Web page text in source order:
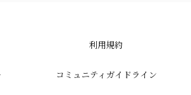
利用規約
コミュニティガイドライン